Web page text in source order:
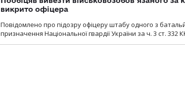
викрито офіцера
Повідомлено про підозру офіцеру штабу одного з
призначення Національної гвардії України за ч. 3 ст. 332